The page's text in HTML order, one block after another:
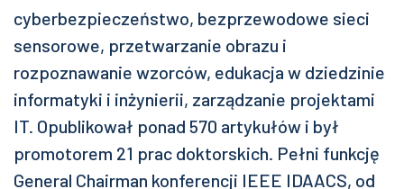
cyberbezpieczeństwo, bezprzewodowe sieci
sensorowe, przetwarzanie obrazu i
rozpoznawanie wzorców, edukacja w dziedzinie
informatyki i inżynierii, zarządzanie projektami
IT. Opublikował ponad 570 artykułów i był
promotorem 21 prac doktorskich. Pełni funkcję
General Chairman konferencji IEEE IDAACS, od